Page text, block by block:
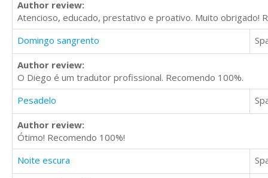
Author review:
Atencioso, educado, prestativo e proativo. Muito obrigado!
Domingo sangrento
Author review:
O Diego é um tradutor profissional. Recomendo 100%.
Pesadelo
Author review:
Ótimo! Recomendo 100%!
Noite escura